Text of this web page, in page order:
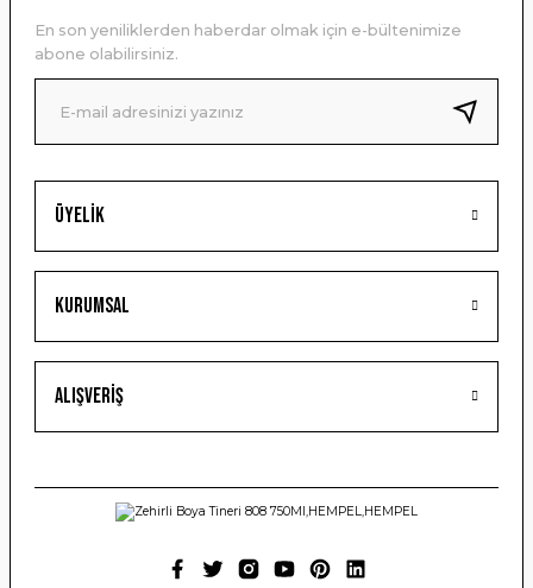
Ürün bilgilerinde hatalar bulunuyor.
Ürün fiyatı diğer sitelerden daha pahalı.
Bu ürüne benzer farklı alternatifler olmalı.
Gönder
Üyelik
Kurumsal
Alışveriş
En son yeniliklerden haberdar olmak için e-bültenimize
abone olabilirsiniz.